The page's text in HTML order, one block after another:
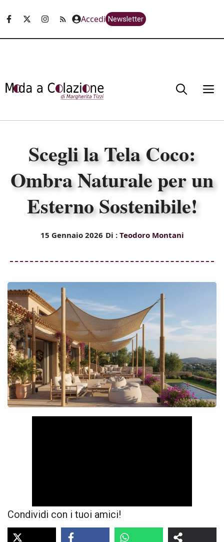
Accedi Newsletter
Scegli la Tela Coco:
Ombra Naturale per un
Esterno Sostenibile!
15 Gennaio 2026 Di : Teodoro Montani
Condividi con i tuoi amici!